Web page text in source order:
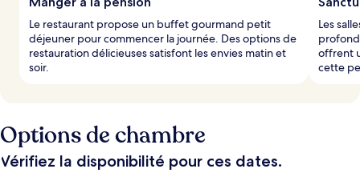
Le restaurant propose un buffet gourmand petit
déjeuner pour commencer la journée. Des options de
restauration délicieuses satisfont les envies matin et
soir.
Les
offrent
cette
Options de chambre
Vérifiez la disponibilité pour ces dates.